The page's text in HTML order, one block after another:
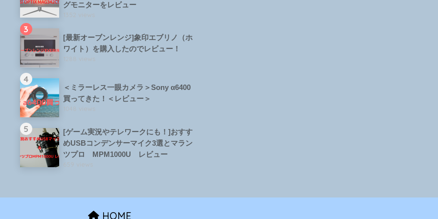
グモニターをレビュー
1352 views
3
[最新オーブンレンジ]象印エブリノ（ホ
ワイト）を購入したのでレビュー！
1288 views
4
＜ミラーレス一眼カメラ＞Sony α6400
買ってきた！＜レビュー＞
1048 views
5
[ゲーム実況やテレワークにも！]おすす
めUSBコンデンサーマイク3選とマラン
ツプロ MPM1000U レビュー
659 views
HOME